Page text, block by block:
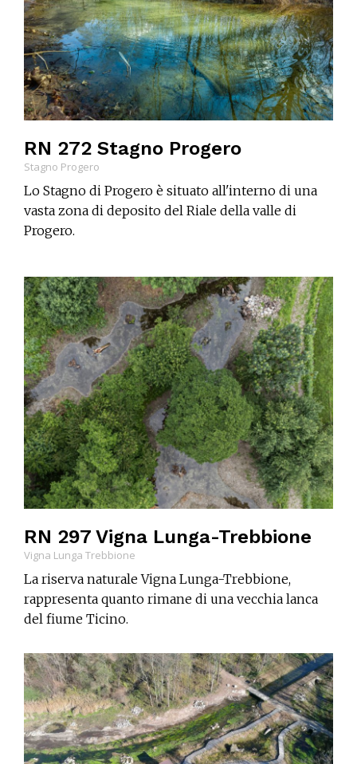
RN 272 Stagno Progero
Stagno Progero
Lo Stagno di Progero è situato all'interno di una
vasta zona di deposito del Riale della valle di
Progero.
RN 297 Vigna Lunga-Trebbione
Vigna Lunga Trebbione
La riserva naturale Vigna Lunga-Trebbione,
rappresenta quanto rimane di una vecchia lanca
del fiume Ticino.